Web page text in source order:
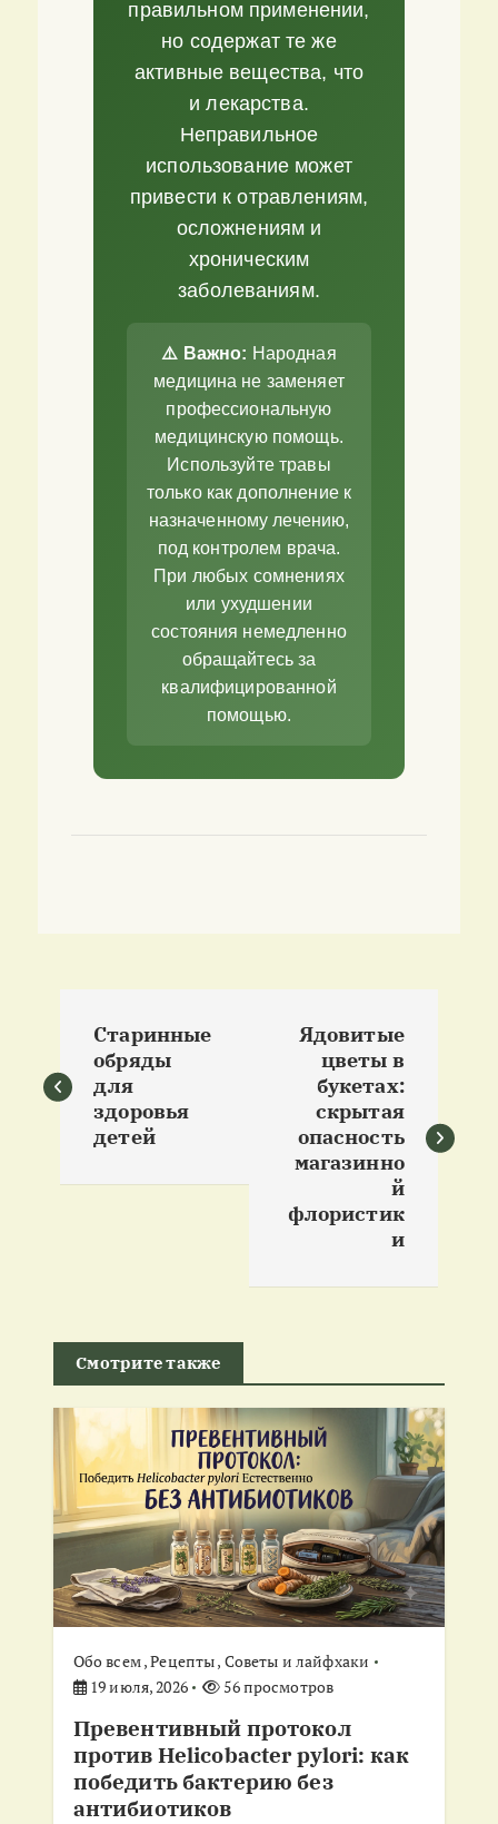
правильном применении,
но содержат те же
активные вещества, что
и лекарства.
Неправильное
использование может
привести к отравлениям,
осложнениям и
хроническим
заболеваниям.
⚠️ Важно: Народная
медицина не заменяет
профессиональную
медицинскую помощь.
Используйте травы
только как дополнение к
назначенному лечению,
под контролем врача.
При любых сомнениях
или ухудшении
состояния немедленно
обращайтесь за
квалифицированной
помощью.
а
и
ц
и
я
п
о
з
Старинные
обряды
для
здоровья
детей
Ядовитые
цветы в
букетах:
скрытая
опасность
магазинно
й
флористик
и
Смотрите также
Обо всем,Рецепты, Советы и лайфхаки
19 июля, 2026
56 просмотров
Превентивный протокол
против Helicobacter pylori: как
победить бактерию без
антибиотиков